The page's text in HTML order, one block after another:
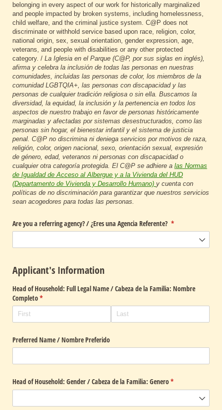
belonging in every aspect of our work for historically marginalized
and people impacted by broken systems, including homelessness,
child welfare, and the criminal justice system. C@P does not
discriminate or withhold service based upon race, religion, color,
national origin, sex, sexual orientation, gender expression, age,
veterans, and people with disabilities or any other protected
category. / La Iglesia en el Parque (C@P, por sus siglas en inglés),
afirma y celebra la inclusión de todas las personas en nuestras
comunidades, incluidas las personas de color, los miembros de la
comunidad LGBTQIA+, las personas con discapacidad y las
personas de cualquier tradición religiosa o sin ella. Buscamos la
diversidad, la equidad, la inclusión y la pertenencia en todos los
aspectos de nuestro trabajo en favor de personas históricamente
marginadas y afectadas por sistemas desestructurados, como las
personas sin hogar, el bienestar infantil y el sistema de justicia
penal. C@P no discrimina ni deniega servicios por motivos de raza,
religión, color, origen nacional, sexo, orientación sexual, expresión
de género, edad, veteranos ni personas con discapacidad o
cualquier otra categoría protegida. El C@P se adhiere a las Normas
de Igualdad de Acceso al Albergue y a la Vivienda del HUD
(Departamento de Vivienda y Desarrollo Humano) y cuenta con
políticas de no discriminación para garantizar que nuestros servicios
sean acogedores para todas las personas.
Are you a referring agency? /​ ¿Eres una Agencia Referente? *
(required)
Applicant's Information
Head of Household: Full Legal Name /​ Cabeza de la Familia: Nombre
Completo*
(required)
Preferred Name /​ Nombre Preferido
Head of Household: Gender /​ Cabeza de la Familia: Genero*
(required)